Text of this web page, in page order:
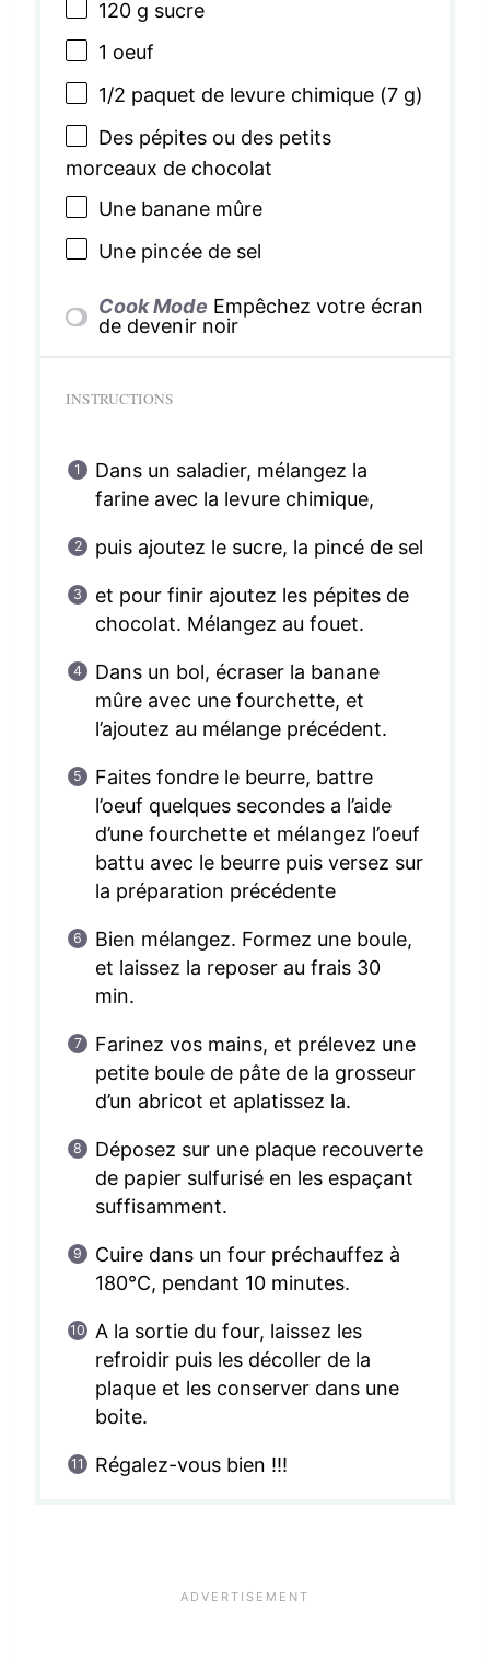
120 g sucre
1 oeuf
1/2 paquet de levure chimique (7 g)
Des pépites ou des petits
morceaux de chocolat
Une banane mûre
Une pincée de sel
Cook Mode Empêchez votre écran
de devenir noir
INSTRUCTIONS
Dans un saladier, mélangez la
farine avec la levure chimique,
puis ajoutez le sucre, la pincé de sel
et pour finir ajoutez les pépites de
chocolat. Mélangez au fouet.
Dans un bol, écraser la banane
mûre avec une fourchette, et
l’ajoutez au mélange précédent.
Faites fondre le beurre, battre
l’oeuf quelques secondes a l’aide
d’une fourchette et mélangez l’oeuf
battu avec le beurre puis versez sur
la préparation précédente
Bien mélangez. Formez une boule,
et laissez la reposer au frais 30
min.
Farinez vos mains, et prélevez une
petite boule de pâte de la grosseur
d’un abricot et aplatissez la.
Déposez sur une plaque recouverte
de papier sulfurisé en les espaçant
suffisamment.
Cuire dans un four préchauffez à
180°C, pendant 10 minutes.
A la sortie du four, laissez les
refroidir puis les décoller de la
plaque et les conserver dans une
boite.
Régalez-vous bien !!!